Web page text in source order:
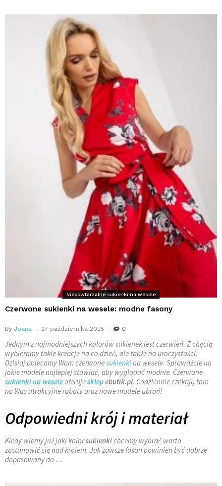
Niepowtarzalne sukienki na wesele
Czerwone sukienki na wesele: modne fasony
By Joana 27 października 2025 0
Jednym z najmodniejszych kolorów sukienek jest czerwień. Z chęcią
wybieramy takie kreacje na co dzień, ale także na uroczystości.
Dzisiaj polecamy Wam czerwonesukienkina wesele. Sprawdźcie na
jakie modele najlepiej stawiać, aby wyglądać modnie. Czerwone
sukienki na weseleoferujesklepebutik.pl. Codziennie czekają tam
na Was atrakcyjne rabaty oraz nowe modele ubrań!
Odpowiedni krój i materiał
Kiedy wiemy już jaki kolorsukienkichcemy wybrać warto
zastanowić się nad krojem. Jak zawsze fason powinien być dobrze
dopasowany do …